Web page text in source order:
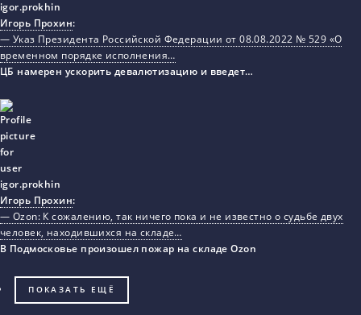
Игорь Прохин:
— Указ Президента Российской Федерации от 08.08.2022 № 529 «О
временном порядке исполнения…
ЦБ намерен ускорить девалютизацию и введет…
Игорь Прохин:
— Ozon: К сожалению, так ничего пока и не известно о судьбе двух
человек, находившихся на складе…
В Подмосковье произошел пожар на складе Ozon
ПОКАЗАТЬ ЕЩЁ